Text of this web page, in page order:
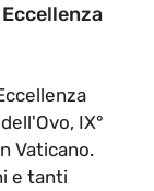
IX°
Vaticano.
e tanti